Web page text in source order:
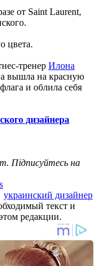
от Saint Laurent,
цвета.
тренер Илона
вышла на красную
и облила себя
дизайнера
Підписуйтесь на
украинский дизайнер
текст и
редакции.